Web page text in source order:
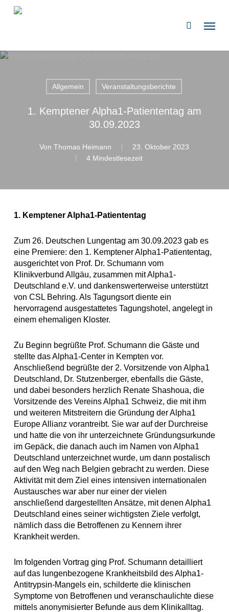
Zum
Hauptinhalt
suchen
Allgemein Veranstaltungsberichte
1. Kemptener Alpha1-Patiententag am
30.09.2023
Von Thomas Heimann
23. Oktober 2023
4 Mindestlesezeit
1. Kemptener Alpha1-Patiententag
Zum 26. Deutschen Lungentag am 30.09.2023 gab es
eine Premiere: den 1. Kemptener Alpha1-Patiententag,
ausgerichtet von Prof. Dr. Schumann vom
Klinikverbund Allgäu, zusammen mit Alpha1-
Deutschland e.V. und dankenswerterweise unterstützt
von CSL Behring. Als Tagungsort diente ein
hervorragend ausgestattetes Tagungshotel, angelegt in
einem ehemaligen Kloster.
Zu Beginn begrüßte Prof. Schumann die Gäste und
stellte das Alpha1-Center in Kempten vor.
Anschließend begrüßte der 2. Vorsitzende von Alpha1
Deutschland, Dr. Stutzenberger, ebenfalls die Gäste,
und dabei besonders herzlich Renate Shashoua, die
Vorsitzende des Vereins Alpha1 Schweiz, die mit ihm
und weiteren Mitstreitern die Gründung der Alpha1
Europe Allianz vorantreibt. Sie war auf der Durchreise
und hatte die von ihr unterzeichnete Gründungsurkunde
im Gepäck, die danach auch im Namen von Alpha1
Deutschland unterzeichnet wurde, um dann postalisch
auf den Weg nach Belgien gebracht zu werden. Diese
Aktivität mit dem Ziel eines intensiven internationalen
Austausches war aber nur einer der vielen
anschließend dargestellten Ansätze, mit denen Alpha1
Deutschland eines seiner wichtigsten Ziele verfolgt,
nämlich dass die Betroffenen zu Kennern ihrer
Krankheit werden.
Im folgenden Vortrag ging Prof. Schumann detailliert
auf das lungenbezogene Krankheitsbild des Alpha1-
Antitrypsin-Mangels ein, schilderte die klinischen
Symptome von Betroffenen und veranschaulichte diese
mittels anonymisierter Befunde aus dem Klinikalltag.